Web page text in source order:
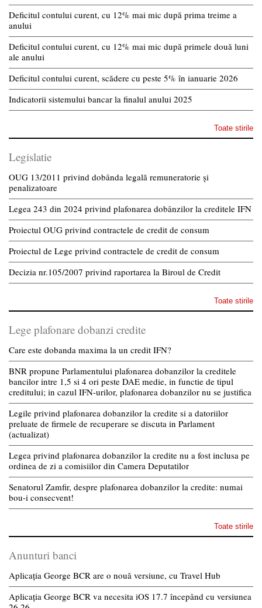
Deficitul contului curent, cu 12% mai mic după prima treime a
anului
Deficitul contului curent, cu 12% mai mic după primele două luni
ale anului
Deficitul contului curent, scădere cu peste 5% în ianuarie 2026
Indicatorii sistemului bancar la finalul anului 2025
Toate stirile
Legislatie
OUG 13/2011 privind dobânda legală remuneratorie și
penalizatoare
Legea 243 din 2024 privind plafonarea dobânzilor la creditele IFN
Proiectul OUG privind contractele de credit de consum
Proiectul de Lege privind contractele de credit de consum
Decizia nr.105/2007 privind raportarea la Biroul de Credit
Toate stirile
Lege plafonare dobanzi credite
Care este dobanda maxima la un credit IFN?
BNR propune Parlamentului plafonarea dobanzilor la creditele
bancilor intre 1,5 si 4 ori peste DAE medie, in functie de tipul
creditului; in cazul IFN-urilor, plafonarea dobanzilor nu se justifica
Legile privind plafonarea dobanzilor la credite si a datoriilor
preluate de firmele de recuperare se discuta in Parlament
(actualizat)
Legea privind plafonarea dobanzilor la credite nu a fost inclusa pe
ordinea de zi a comisiilor din Camera Deputatilor
Senatorul Zamfir, despre plafonarea dobanzilor la credite: numai
bou-i consecvent!
Toate stirile
Anunturi banci
Aplicația George BCR are o nouă versiune, cu Travel Hub
Aplicația George BCR va necesita iOS 17.7 începând cu versiunea